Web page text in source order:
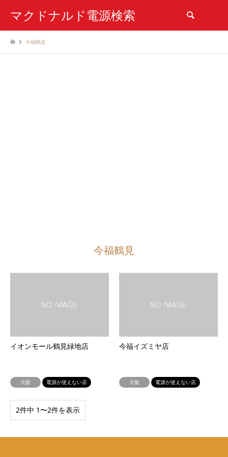
マクドナルド電源検索
今福鶴見
今福鶴見
イオンモール鶴見緑地店
大阪 電源が使えない店
今福イズミヤ店
大阪 電源が使えない店
2件中 1〜2件を表示